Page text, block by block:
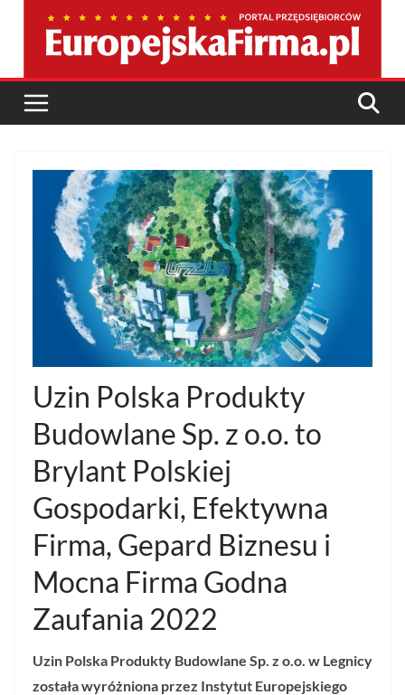
Uzin Polska Produkty
Budowlane Sp. z o.o. to
Brylant Polskiej
Gospodarki, Efektywna
Firma, Gepard Biznesu i
Mocna Firma Godna
Zaufania 2022
Uzin Polska Produkty Budowlane Sp. z o.o. w Legnicy
została wyróżniona przez Instytut Europejskiego